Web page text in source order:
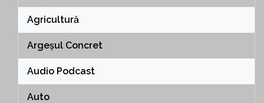
Agricultură
Argeșul Concret
Audio Podcast
Auto